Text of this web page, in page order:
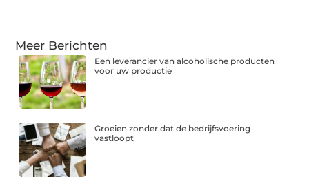
Meer Berichten
Een leverancier van alcoholische producten
voor uw productie
Groeien zonder dat de bedrijfsvoering
vastloopt